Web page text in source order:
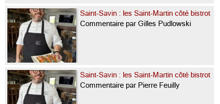
Saint-Savin : les Saint-Martin côté bistrot
Commentaire par Gilles Pudlowski
Saint-Savin : les Saint-Martin côté bistrot
Commentaire par Pierre Feuilly